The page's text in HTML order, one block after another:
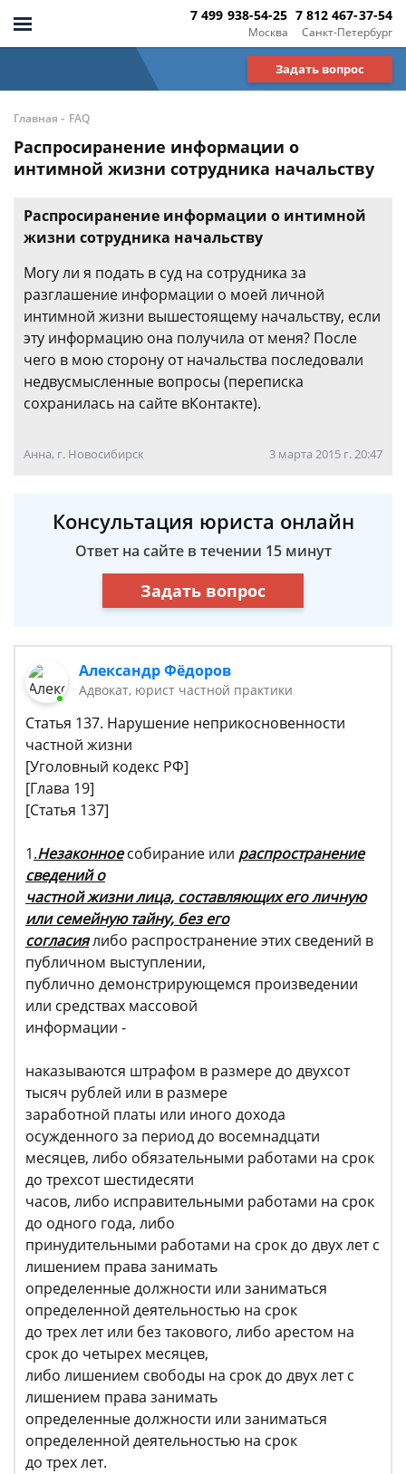
Москва
7 499 938-54-25
Санкт-Петербург
7 812 467-37-54
Задать вопрос
Главная - FAQ
Распросиранение информации о
интимной жизни сотрудника начальству
Распросиранение информации о интимной
жизни сотрудника начальству
Могу ли я подать в суд на сотрудника за
разглашение информации о моей личной
интимной жизни вышестоящему начальству, если
эту информацию она получила от меня? После
чего в мою сторону от начальства последовали
недвусмысленные вопросы (переписка
сохранилась на сайте вКонтакте).
Анна, г. Новосибирск 3 марта 2015 г. 20:47
Консультация юриста онлайн
Ответ на сайте в течении 15 минут
Задать вопрос
Александр Фёдоров
Адвокат, юрист частной практики
Статья 137. Нарушение неприкосновенности
частной жизни
[Уголовный кодекс РФ]
[Глава 19]
[Статья 137]
1.Незаконноесобирание или распространение
сведений о
частной жизни лица, составляющих его личную
или семейную тайну, без его
согласиялибо распространение этих сведений в
публичном выступлении,
публично демонстрирующемся произведении
или средствах массовой
информации -
наказываются штрафом в размере до двухсот
тысяч рублей или в размере
заработной платы или иного дохода
осужденного за период до восемнадцати
месяцев, либо обязательными работами на срок
до трехсот шестидесяти
часов, либо исправительными работами на срок
до одного года, либо
принудительными работами на срок до двух лет с
лишением права занимать
определенные должности или заниматься
определенной деятельностью на срок
до трех лет или без такового, либо арестом на
срок до четырех месяцев,
либо лишением свободы на срок до двух лет с
лишением права занимать
определенные должности или заниматься
определенной деятельностью на срок
до трех лет.